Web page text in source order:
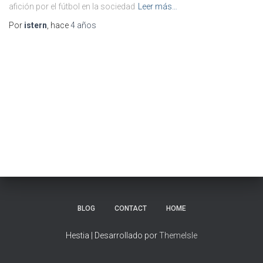
afición por el fútbol en la sociedad
Leer más…
Por istern , hace4 años
BLOG CONTACT HOME
Hestia | Desarrollado porThemeIsle